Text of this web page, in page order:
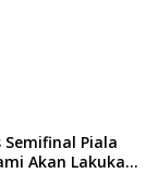
Piala
Akan Lakukan